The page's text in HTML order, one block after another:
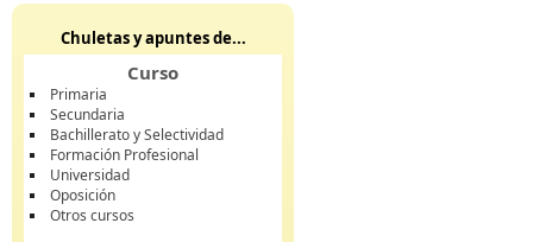
Chuletas y apuntes de...
Curso
Primaria
Secundaria
Bachillerato y Selectividad
Formación Profesional
Universidad
Oposición
Otros cursos